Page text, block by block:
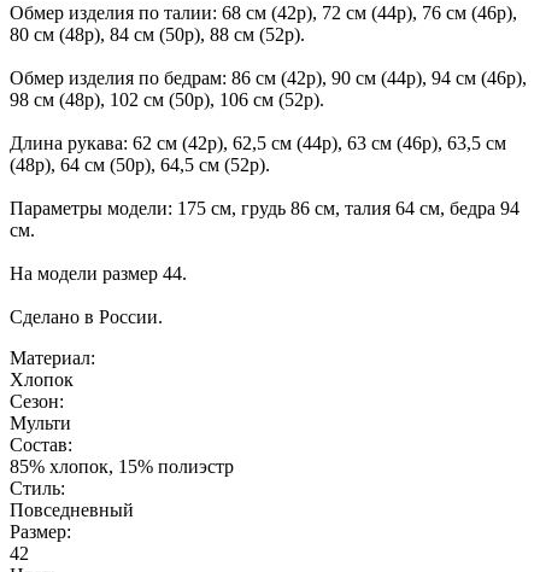
Обмер изделия по талии: 68 см (42р), 72 см (44р), 76 см (46р),
80 см (48р), 84 см (50р), 88 см (52р).
Обмер изделия по бедрам: 86 см (42р), 90 см (44р), 94 см (46р),
98 см (48р), 102 см (50р), 106 см (52р).
Длина рукава: 62 см (42р), 62,5 см (44р), 63 см (46р), 63,5 см
(48р), 64 см (50р), 64,5 см (52р).
Параметры модели: 175 см, грудь 86 см, талия 64 см, бедра 94
см.
На модели размер 44.
Сделано в России.
Материал:
Хлопок
Сезон:
Мульти
Состав:
85% хлопок, 15% полиэстр
Стиль:
Повседневный
Размер:
42